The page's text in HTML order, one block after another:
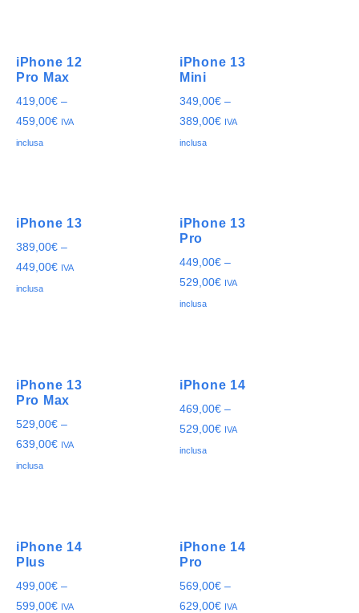
iPhone 12
Pro Max
419,00€ –
459,00€ IVA
inclusa
iPhone 13
Mini
349,00€ –
389,00€ IVA
inclusa
iPhone 13
389,00€ –
449,00€ IVA
inclusa
iPhone 13
Pro
449,00€ –
529,00€ IVA
inclusa
iPhone 13
Pro Max
529,00€ –
639,00€ IVA
inclusa
iPhone 14
469,00€ –
529,00€ IVA
inclusa
iPhone 14
Plus
499,00€ –
599,00€ IVA
iPhone 14
Pro
569,00€ –
629,00€ IVA